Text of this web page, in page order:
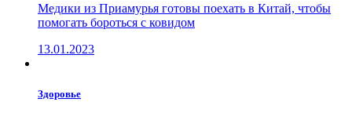
Медики из Приамурья готовы поехать в Китай, чтобы
помогать бороться с ковидом
13.01.2023
Здоровье